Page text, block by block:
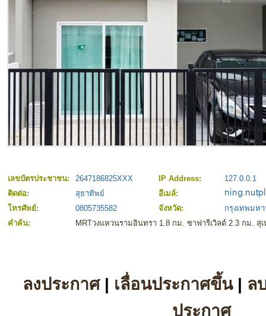
เลขบัตรประชาชน: 2647186825XXX IP Address:
127.0.0.1
ติดต่อ:
สุธาทิพย์
อีเมล์:
โทรศัพย์:
0805735582 จังหวัด:
กรุงเทพมห
คำค้น:
MRTวงแหวนรามอินทรา 1.8 กม. ซาฟารีเวิลด์ 2.3 กม. สุ
ลงประกาศ| เลื่อนประกาศขึ้น| ล
ประกาศ